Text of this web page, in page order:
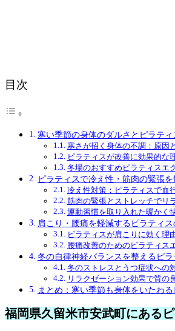
目次
寒い季節の身体のダルさとピラテ
寒さが招く身体の不調：原因
ピラティスが改善に効果的な
冬場のおすすめピラティスエ
ピラティスで冷え性・筋肉の緊張
冷え性対策：ピラティスで血
筋肉の緊張とストレッチでリ
運動習慣を取り入れた暖かく
肩こり・腰痛を軽減するピラティ
ピラティスが肩こりに効く理
腰痛改善のためのピラティス
冬の自律神経バランスを整えるピラ
冬のストレスとうつ症状への
リラクゼーション効果で質の
まとめ：寒い季節も身体をいたわ
福岡県久留米市安武町にある